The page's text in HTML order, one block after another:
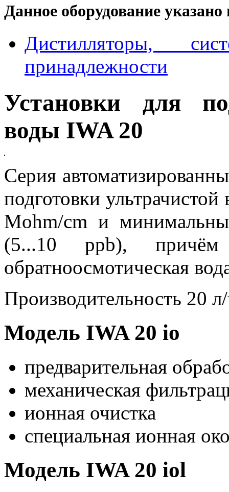
Данное оборудование
Дистилляторы,
принадлежности
Установки для
воды IWA 20
Серия
подготовки
Mohm/cm и
(5...10 ppb),
обратноосмотическая
Производительность 20
Модель IWA 20 io
предварительная
механическая
ионная очистка
специальная ионная
Модель IWA 20 iol